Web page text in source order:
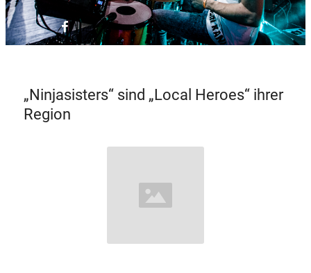
„Ninjasisters“ sind „Local Heroes“ ihrer
Region